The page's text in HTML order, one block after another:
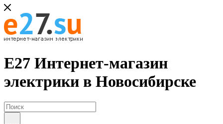
Е27 Интернет-магазин
электрики в Новосибирске